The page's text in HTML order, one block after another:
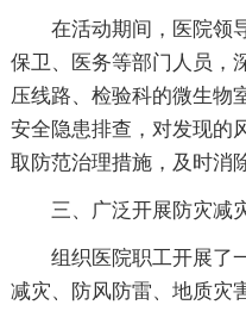
在活动期间，医院领
保卫、医务等部门人员，
压线路、检验科的微生物
安全隐患排查，对发现的
取防范治理措施，及时消
三、广泛开展防灾减
组织医院职工开展了
减灾、防风防雷、地质灾